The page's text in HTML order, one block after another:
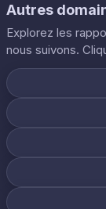
Autres
Explorez les
nous suivons.